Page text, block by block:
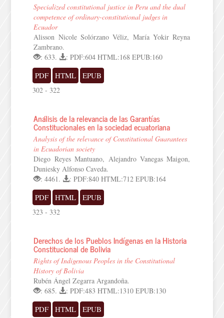
Specialized constitutional justice in Peru and the dual
competence of ordinary-constitutional judges in
Ecuador
Alisson Nicole Solórzano Véliz, María Yokir Reyna
Zambrano.
: 633.
: PDF:604 HTML:168 EPUB:160
PDF HTML EPUB
302 - 322
Análisis de la relevancia de las Garantías
Constitucionales en la sociedad ecuatoriana
Analysis of the relevance of Constitutional Guarantees
in Ecuadorian society
Diego Reyes Mantuano, Alejandro Vanegas Maigon,
Duniesky Alfonso Caveda.
: 4461.
: PDF:840 HTML:712 EPUB:164
PDF HTML EPUB
323 - 332
Derechos de los Pueblos Indígenas en la Historia
Constitucional de Bolivia
Rights of Indigenous Peoples in the Constitutional
History of Bolivia
Rubén Ángel Zegarra Argandoña.
: 685.
: PDF:483 HTML:1310 EPUB:130
PDF HTML EPUB